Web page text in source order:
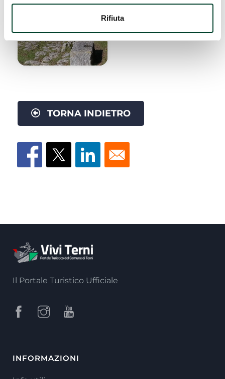
Rifiuta
TORNA INDIETRO
Il Portale Turistico Ufficiale
INFORMAZIONI